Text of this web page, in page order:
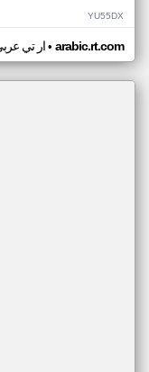
YU55DX
ار تي• arabic.rt.com